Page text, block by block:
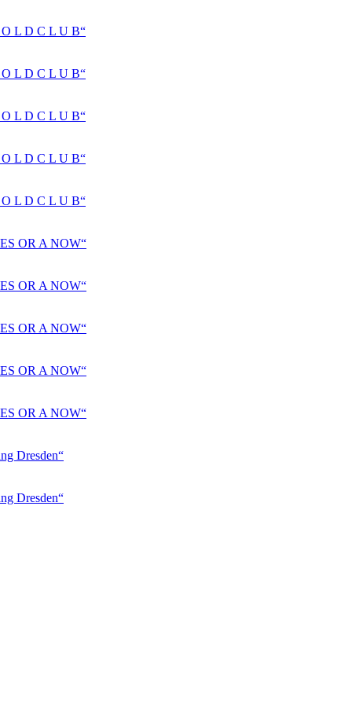
L D C L U B“
L D C L U B“
L D C L U B“
L D C L U B“
L D C L U B“
OR A NOW“
OR A NOW“
OR A NOW“
OR A NOW“
OR A NOW“
Dresden“
Dresden“